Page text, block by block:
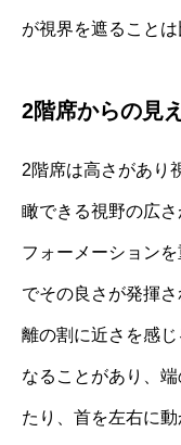
が視界を遮ること
2階席からの見
2階席は高さがあり
瞰できる視野の広
フォーメーション
でその良さが発揮
離の割に近さを感
なることがあり、
たり、首を左右に